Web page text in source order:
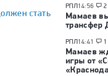
стать
РПЛ14:56 2
Мамаев
трансфер
РПЛ14:41 1
Мамаев
игры от